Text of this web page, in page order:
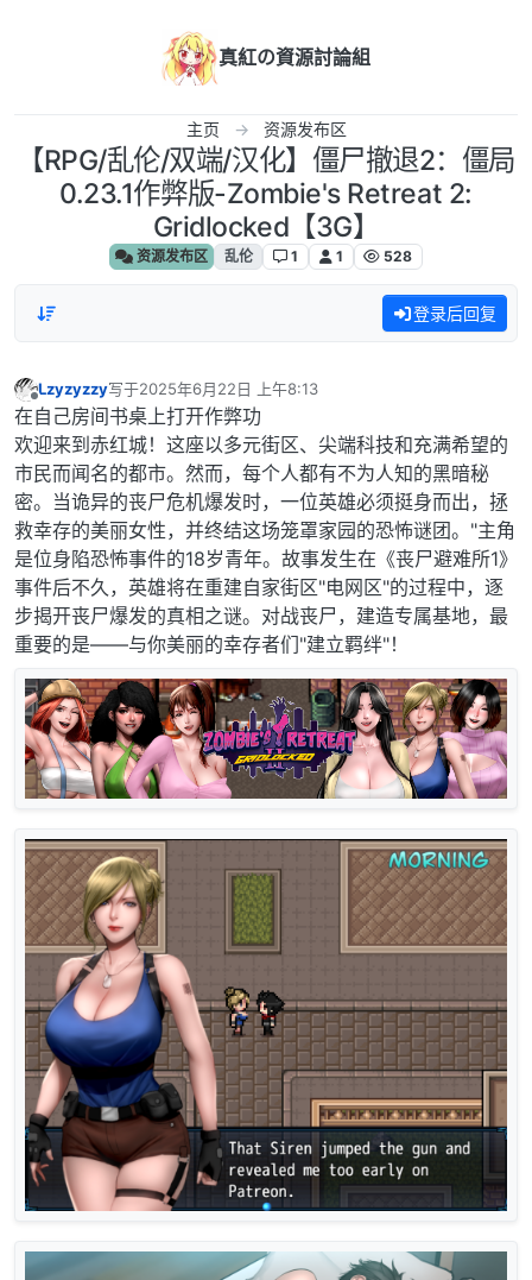
真紅の資源討論組
主页 资源发布区
【RPG/乱伦/双端/汉化】僵尸撤退2：僵局
0.23.1作弊版-Zombie's Retreat 2:
Gridlocked【3G】
资源发布区 乱伦 1 1 528
登录后回复
离线
Lzyzyzzy写于2025年6月22日 上午8:13
最后由 编辑
在自己房间书桌上打开作弊功
欢迎来到赤红城！这座以多元街区、尖端科技和充满希望的
市民而闻名的都市。然而，每个人都有不为人知的黑暗秘
密。当诡异的丧尸危机爆发时，一位英雄必须挺身而出，拯
救幸存的美丽女性，并终结这场笼罩家园的恐怖谜团。"主角
是位身陷恐怖事件的18岁青年。故事发生在《丧尸避难所1》
事件后不久，英雄将在重建自家街区"电网区"的过程中，逐
步揭开丧尸爆发的真相之谜。对战丧尸，建造专属基地，最
重要的是——与你美丽的幸存者们"建立羁绊"！